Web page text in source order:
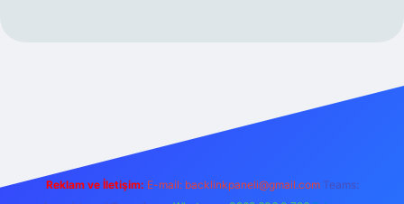
Reklam ve İletişim: E-mail: backlinkpaneli@gmail.com Teams: